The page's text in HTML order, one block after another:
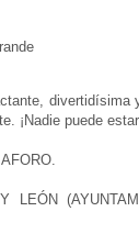
¡Nadie puede
LEÓN